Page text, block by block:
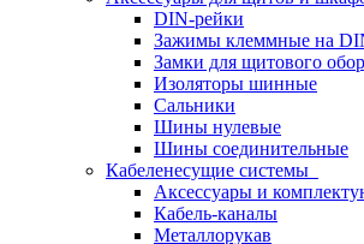
DIN-рейки
Зажимы клеммные на
Замки для щитового
Изоляторы шинные
Сальники
Шины нулевые
Шины соединительные
Кабеленесущие системы
Аксессуары и
Кабель-каналы
Металлорукав